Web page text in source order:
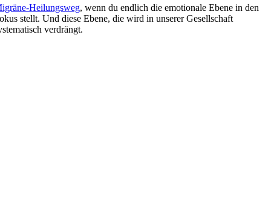
Heilungsweg, wenn du endlich die emotionale Ebene in den
stellt. Und diese Ebene, die wird in unserer Gesellschaft
verdrängt.